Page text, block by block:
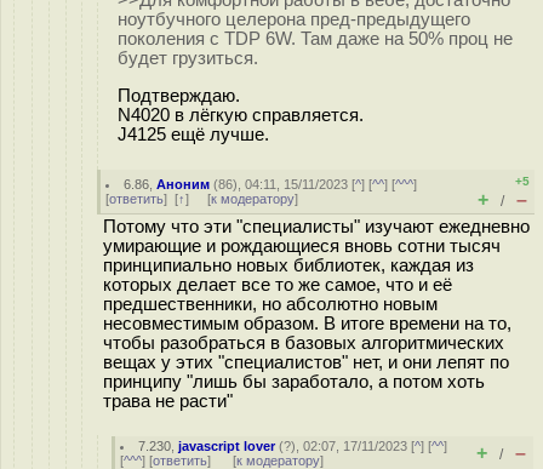
ноутбучного целерона пред-предыдущего
поколения с TDP 6W. Там даже на 50% проц не
будет грузиться.
Подтверждаю.
N4020 в лёгкую справляется.
J4125 ещё лучше.
6.86 ,Аноним (86), 04:11, 15/11/2023 [^] [^^] [^^^]
[ответить] [↑] [к модератору]
+5
+ / –
Потому что эти "специалисты" изучают ежедневно
умирающие и рождающиеся вновь сотни тысяч
принципиально новых библиотек, каждая из
которых делает все то же самое, что и её
предшественники, но абсолютно новым
несовместимым образом. В итоге времени на то,
чтобы разобраться в базовых алгоритмических
вещах у этих "специалистов" нет, и они лепят по
принципу "лишь бы заработало, а потом хоть
трава не расти"
7.230 ,javascript lover(?), 02:07, 17/11/2023 [^] [^^]
[^^^] [ответить] [к модератору] + / –